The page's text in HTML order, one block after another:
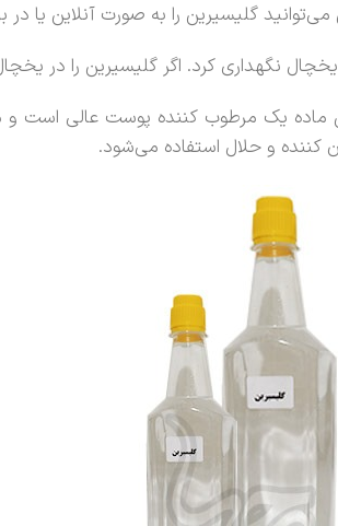
گلیسیرین را به صورت آنلاین یا در
نگهداری کرد. اگر گلیسیرین را در
ماده یک مرطوب کننده پوست عالی است
کننده و حلال استفاده می‌شود.